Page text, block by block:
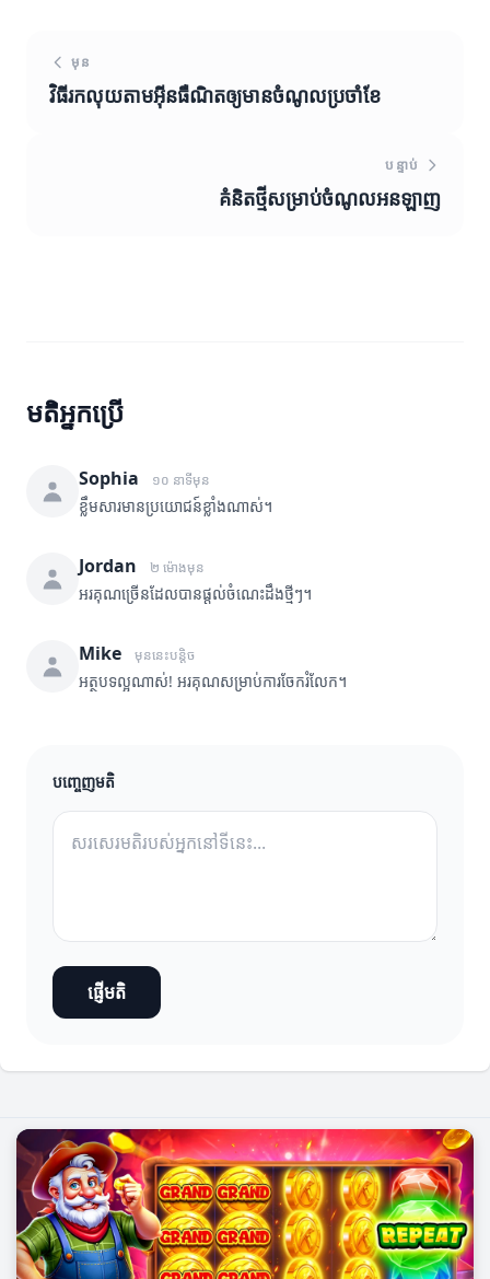
មុន
វិធីរកលុយតាមអ៊ីនធឺណិតឲ្យមានចំណូលប្រចាំខែ
បន្ទាប់
គំនិតថ្មីសម្រាប់ចំណូលអនឡាញ
មតិអ្នកប្រើ
Sophia ១០ នាទីមុន
ខ្លឹមសារមានប្រយោជន៍ខ្លាំងណាស់។
Jordan ២ ម៉ោងមុន
អរគុណច្រើនដែលបានផ្តល់ចំណេះដឹងថ្មីៗ។
Mike មុននេះបន្តិច
អត្ថបទល្អណាស់! អរគុណសម្រាប់ការចែករំលែក។
បញ្ចេញមតិ
ផ្ញើមតិ